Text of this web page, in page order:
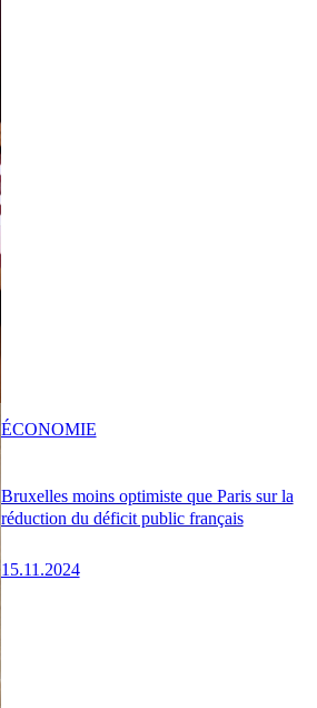
Bruxelles moins optimiste que Paris sur la
réduction du déficit public français
15.11.2024
ÉCONOMIE